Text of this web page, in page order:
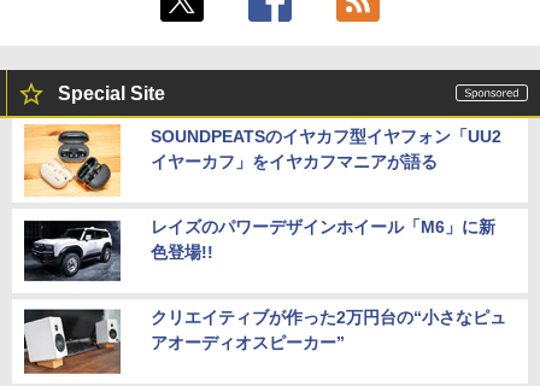
Special Site
SOUNDPEATSのイヤカフ型イヤフォン「UU2
イヤーカフ」をイヤカフマニアが語る
レイズのパワーデザインホイール「M6」に新
色登場!!
クリエイティブが作った2万円台の“小さなピュ
アオーディオスピーカー”